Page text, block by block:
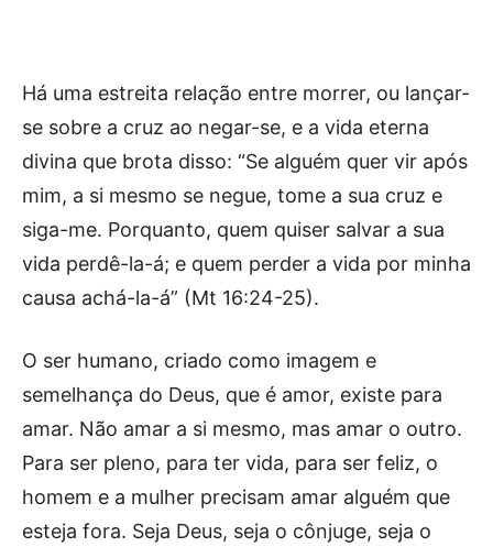
Há uma estreita relação entre morrer, ou lançar-
se sobre a cruz ao negar-se, e a vida eterna
divina que brota disso: “Se alguém quer vir após
mim, a si mesmo se negue, tome a sua cruz e
siga-me. Porquanto, quem quiser salvar a sua
vida perdê-la-á; e quem perder a vida por minha
causa achá-la-á” (Mt 16:24-25).
O ser humano, criado como imagem e
semelhança do Deus, que é amor, existe para
amar. Não amar a si mesmo, mas amar o outro.
Para ser pleno, para ter vida, para ser feliz, o
homem e a mulher precisam amar alguém que
esteja fora. Seja Deus, seja o cônjuge, seja o